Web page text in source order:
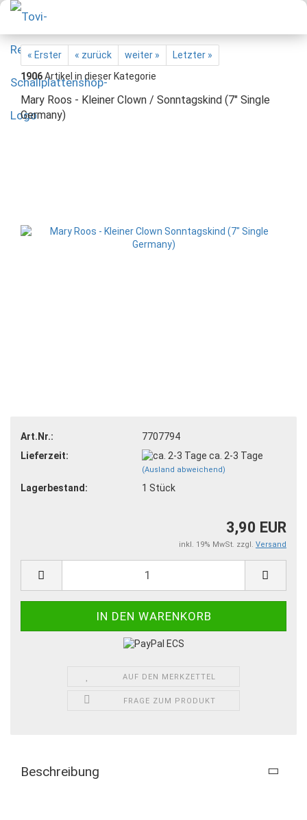
« Erster « zurück weiter »
Letzter »
1906Artikel in dieser Kategorie
Mary Roos - Kleiner Clown / Sonntagskind (7" Single
Germany)
Art.Nr.:
7707794
Lieferzeit:
ca. 2-3 Tage
(Ausland abweichend)
Lagerbestand: 1 Stück
3,90 EUR
inkl. 19% MwSt. zzgl. Versand
AUF DEN MERKZETTEL
FRAGE ZUM PRODUKT
Beschreibung